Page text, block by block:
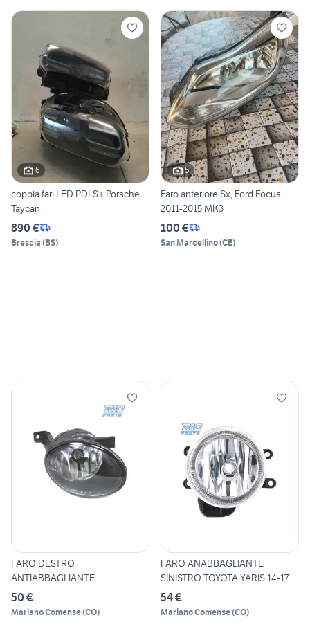
6
coppia fari LED PDLS+ Porsche
Taycan
890 €
Brescia (BS)
5
Faro anteriore Sx, Ford Focus
2011-2015 MK3
100 €
San Marcellino(CE)
FARO DESTRO
ANTIABBAGLIANTE
VOLKSWAGEN VW VARI MOD
50 €
Mariano Comense(CO)
FARO ANABBAGLIANTE
SINISTRO TOYOTA YARIS 14-17
54 €
Mariano Comense(CO)